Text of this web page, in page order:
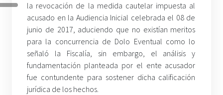
la revocación de la medida cautelar impuesta al
acusado en la Audiencia Inicial celebrada el 08 de
junio de 2017, aduciendo que no existían meritos
para la concurrencia de Dolo Eventual como lo
señaló la Fiscalía, sin embargo, el análisis y
fundamentación planteada por el ente acusador
fue contundente para sostener dicha calificación
jurídica de los hechos.